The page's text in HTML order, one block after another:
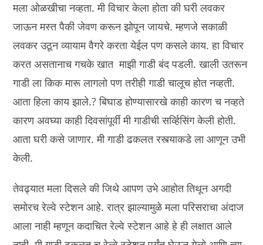
मला ओळखीचा नव्हता. मी विचार केला होता की घरी लवकर
जाऊन मस्त पैकी जेवण करून झोपून जायचे. म्हणजे सकाळी
लवकर उठून व्यायाम वैगरे करता येईल पण कसले काय. हा विचार
करत असतानाच गचके खात माझी गाडी बंद पडली. खाली उतरून
गाडी ला किक मारू लागलो पण तरीही गाडी चालूच होत नव्हती.
आता हिला काय झाले.? बिघाड होण्यासारखे काही कारण च नव्हते
कारण अवघ्या काही दिवसांपूर्वी मी गाडीची सर्व्हिसिंग केली होती.
आता घरी कसे जाणार. मी गाडी ढकलत रस्त्याकडे ला आणून उभी
केली.
तेवढ्यात मला दिसले की जिथे आपण उभे आहोत तिथून अगदी
समोरच रेल्वे स्टेशन आहे. रात्र झाल्यामुळे मला परिसराचा अंदाज
आला नाही म्हणून कदाचित रेल्वे स्टेशन आहे हे ही लक्षात आले